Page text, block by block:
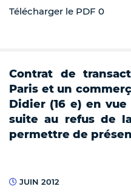
Télécharger le PDF 0
Contrat de
Paris et un
Didier (16 e) en
suite au refus de
permettre de
JUIN 2012